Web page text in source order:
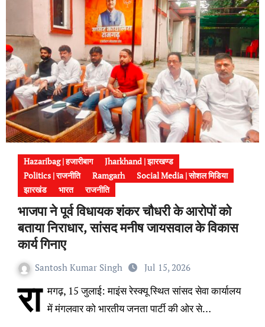
Hazaribag | हजारीबाग
Jharkhand | झारखण्ड
Politics | राजनीति
Ramgarh
Social Media | सोशल मिडिया
झारखंड
भारत राजनीति
भाजपा ने पूर्व विधायक शंकर चौधरी के आरोपों को
बताया निराधार, सांसद मनीष जायसवाल के विकास
कार्य गिनाए
Santosh Kumar Singh Jul 15, 2026
रा मगढ़, 15 जुलाई: माइंस रेस्क्यू स्थित सांसद सेवा कार्यालय
में मंगलवार को भारतीय जनता पार्टी की ओर से…